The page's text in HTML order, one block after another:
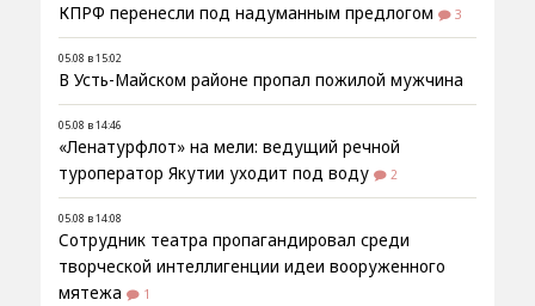
КПРФ перенесли под надуманным предлогом
3
05.08 в 15:02
В Усть-Майском районе пропал пожилой мужчина
05.08 в 14:46
«Ленатурфлот» на мели: ведущий речной
туроператор Якутии уходит под воду
2
05.08 в 14:08
Сотрудник театра пропагандировал среди
творческой интеллигенции идеи вооруженного
мятежа
1